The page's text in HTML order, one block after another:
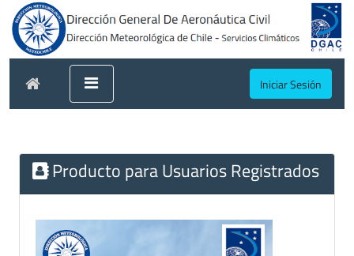
Iniciar Sesión
Producto para Usuarios Registrados